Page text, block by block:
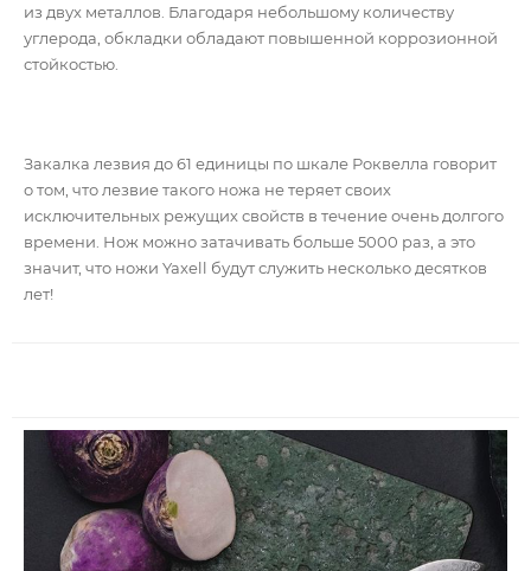
из двух металлов. Благодаря небольшому количеству
углерода, обкладки обладают повышенной коррозионной
стойкостью.
Закалка лезвия до 61 единицы по шкале Роквелла говорит
о том, что лезвие такого ножа не теряет своих
исключительных режущих свойств в течение очень долгого
времени. Нож можно затачивать больше 5000 раз, а это
значит, что ножи Yaxell будут служить несколько десятков
лет!